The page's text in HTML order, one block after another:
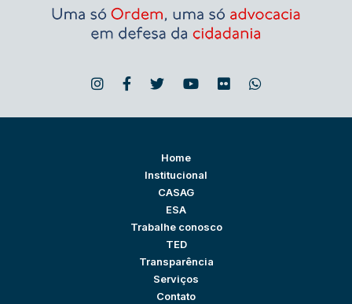
Home
Institucional
CASAG
ESA
Trabalhe conosco
TED
Transparência
Serviços
Contato